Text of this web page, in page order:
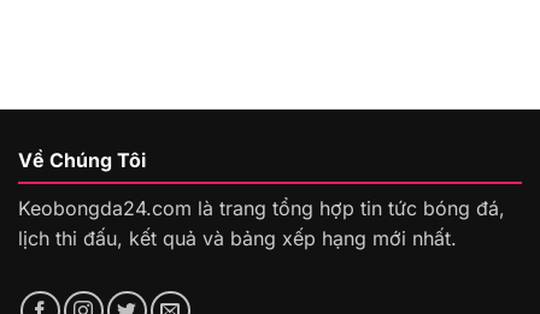
Về Chúng Tôi
Keobongda24.com là trang tổng hợp tin tức bóng đá,
lịch thi đấu, kết quả và bảng xếp hạng mới nhất.